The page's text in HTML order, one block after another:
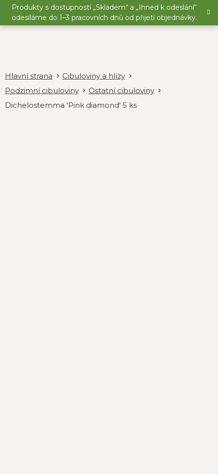
Přejít
obsah
Produkty s dostupností „Skladem“ a „Ihned k odeslání“
odesíláme do 1–3 pracovních dnů od přijetí objednávky.
Cibuloviny a hlízy
Podzimní cibuloviny
Ostatní cibuloviny
Dichelostemma 'Pink diamond' 5 ks